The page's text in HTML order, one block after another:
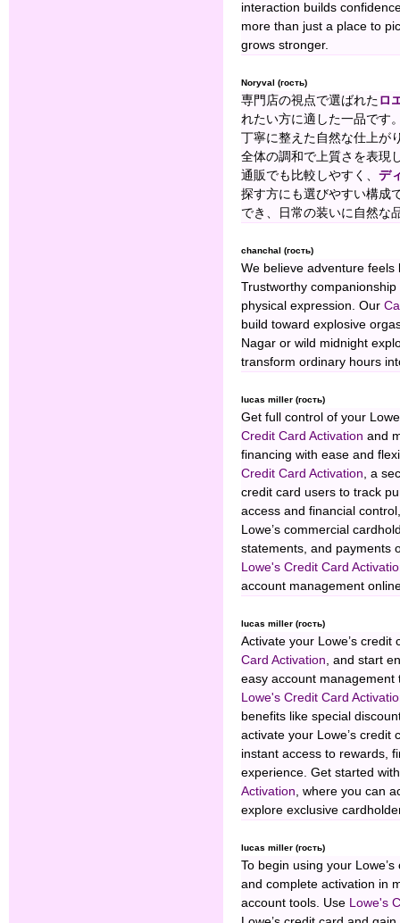
interaction builds
more than just a place to
grows stronger.
Noryval (гость)
専門店の視点で選ばれた ロ
れたい方に適した一品です
丁寧に整えた自然な仕上が
全体の調和で上質さを表現
通販でも比較しやすく、 デ
探す方にも選びやすい構成
でき、日常の装いに自然な
chanchal (гость)
We believe adventure
Trustworthy
physical expression. Our
build toward explosive
Nagar or wild midnight
transform ordinary hours
lucas miller (гость)
Get full control of your
Credit Card Activation and
financing with ease and
Credit Card Activation, a
credit card users to track
access and financial
Lowe’s commercial
statements, and payments
Lowe's Credit Card
account management
lucas miller (гость)
Activate your Lowe’s
Card Activation, and start
easy account management
Lowe's Credit Card
benefits like special
activate your Lowe’s credit
instant access to rewards,
experience. Get started
Activation, where you can
explore exclusive
lucas miller (гость)
To begin using your
and complete activation in
account tools. Use Lowe's